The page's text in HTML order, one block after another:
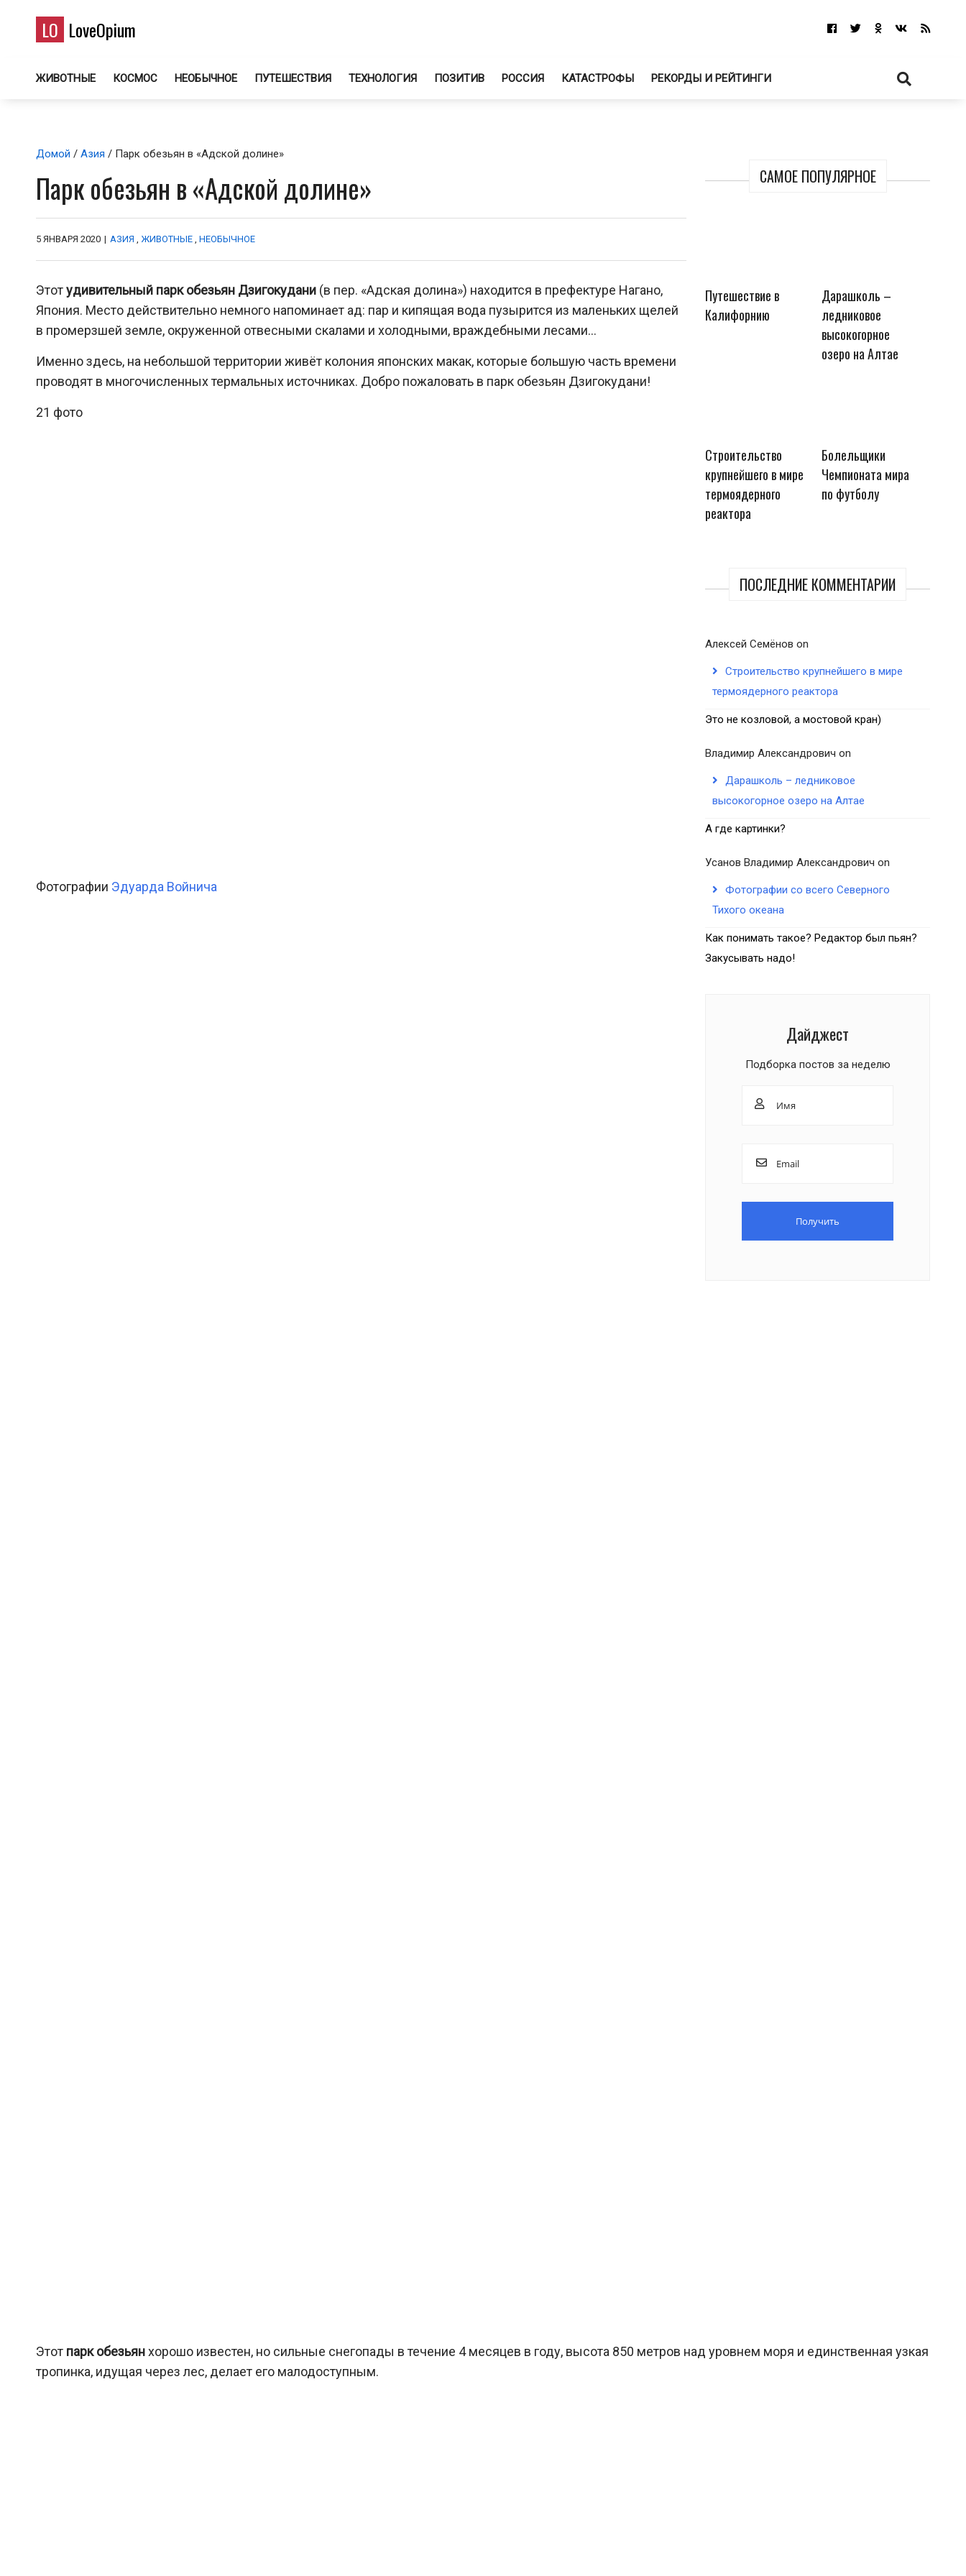
LO LoveOpium
ЖИВОТНЫЕ КОСМОС НЕОБЫЧНОЕ ПУТЕШЕСТВИЯ ТЕХНОЛОГИЯ ПОЗИТИВ РОССИЯ КАТАСТРОФЫ РЕКОРДЫ И РЕЙТИНГИ
САМОЕ ПОПУЛЯРНОЕ
Путешествие в
Калифорнию
Дарашколь –
ледниковое
высокогорное
озеро на Алтае
Строительство
крупнейшего в мире
термоядерного
реактора
Болельщики
Чемпионата мира
по футболу
ПОСЛЕДНИЕ КОММЕНТАРИИ
Алексей Семёнов on
Строительство крупнейшего в мире
термоядерного реактора
Это не козловой, а мостовой кран)
Владимир Александрович on
Дарашколь – ледниковое
высокогорное озеро на Алтае
А где картинки?
Усанов Владимир Александрович on
Фотографии со всего Северного
Тихого океана
Как понимать такое? Редактор был пьян?
Закусывать надо!
Дайджест
Подборка постов за неделю
Домой / Азия / Парк обезьян в «Адской долине»
Парк обезьян в «Адской долине»
5 ЯНВАРЯ 2020 | АЗИЯ , ЖИВОТНЫЕ , НЕОБЫЧНОЕ
Этотудивительный парк обезьян Дзигокудани (в пер. «Адская долина») находится в префектуре Нагано,
Япония. Место действительно немного напоминает ад: пар и кипящая вода пузырится из маленьких щелей
в промерзшей земле, окруженной отвесными скалами и холодными, враждебными лесами…
Именно здесь, на небольшой территории живёт колония японских макак, которые большую часть времени
проводят в многочисленных термальных источниках. Добро пожаловать в парк обезьян Дзигокудани!
21 фото
Фотографии Эдуарда Войнича
Этот парк обезьянхорошо известен, но сильные снегопады в течение 4 месяцев в году, высота 850 метров над уровнем моря и единственная узкая
тропинка, идущая через лес, делает его малодоступным.